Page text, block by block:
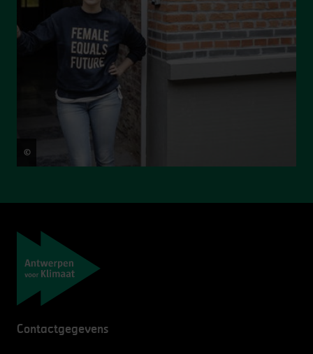
©
Contactgegevens
Navigatie